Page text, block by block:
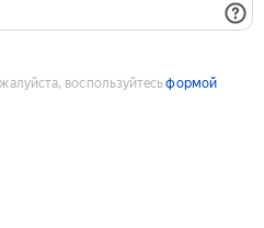
воспользуйтесьформой